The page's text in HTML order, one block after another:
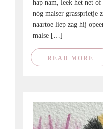
hap nam, leek het net
nóg malser grassprietje
naartoe liep zag hij
malse […]
READ MORE